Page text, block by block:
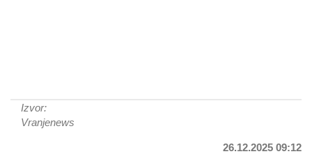
Izvor:
Vranjenews
26.12.2025 09:12